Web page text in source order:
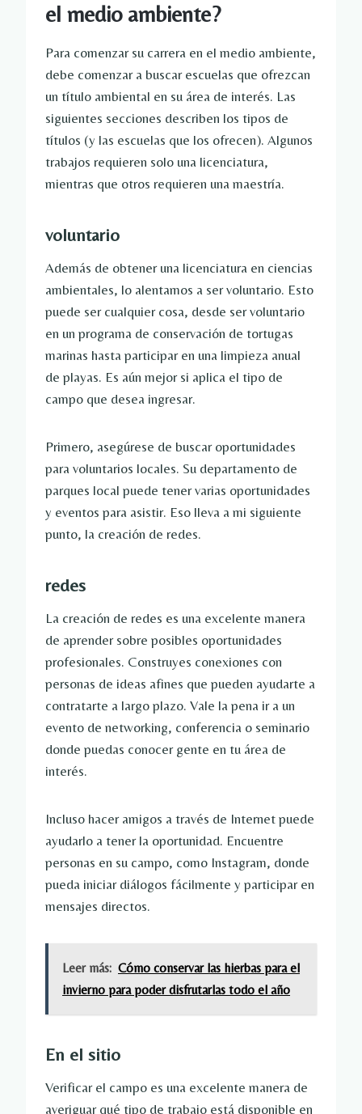
el medio ambiente?
Para comenzar su carrera en el medio ambiente,
debe comenzar a buscar escuelas que ofrezcan
un título ambiental en su área de interés. Las
siguientes secciones describen los tipos de
títulos (y las escuelas que los ofrecen). Algunos
trabajos requieren solo una licenciatura,
mientras que otros requieren una maestría.
voluntario
Además de obtener una licenciatura en ciencias
ambientales, lo alentamos a ser voluntario. Esto
puede ser cualquier cosa, desde ser voluntario
en un programa de conservación de tortugas
marinas hasta participar en una limpieza anual
de playas. Es aún mejor si aplica el tipo de
campo que desea ingresar.
Primero, asegúrese de buscar oportunidades
para voluntarios locales. Su departamento de
parques local puede tener varias oportunidades
y eventos para asistir. Eso lleva a mi siguiente
punto, la creación de redes.
redes
La creación de redes es una excelente manera
de aprender sobre posibles oportunidades
profesionales. Construyes conexiones con
personas de ideas afines que pueden ayudarte a
contratarte a largo plazo. Vale la pena ir a un
evento de networking, conferencia o seminario
donde puedas conocer gente en tu área de
interés.
Incluso hacer amigos a través de Internet puede
ayudarlo a tener la oportunidad. Encuentre
personas en su campo, como Instagram, donde
pueda iniciar diálogos fácilmente y participar en
mensajes directos.
Leer más: Cómo conservar las hierbas para el
invierno para poder disfrutarlas todo el año
En el sitio
Verificar el campo es una excelente manera de
averiguar qué tipo de trabajo está disponible en